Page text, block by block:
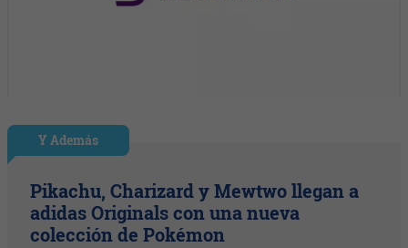
Y Además
Pikachu, Charizard y Mewtwo llegan a
adidas Originals con una nueva
colección de Pokémon